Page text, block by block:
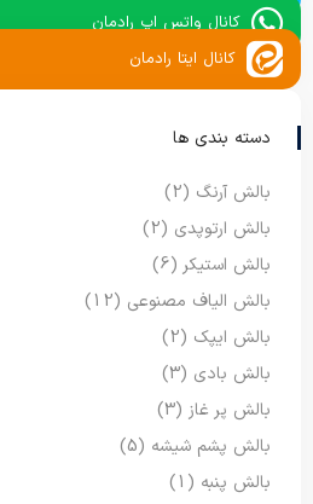
کانال واتس اپ رادمان
کانال ایتا رادمان
دسته بندی ها
بالش آرنگ (2)
بالش ارتوپدی (2)
بالش استیکر (6)
بالش الیاف مصنوعی (12)
بالش ایپک (2)
بالش بادی (3)
بالش پر غاز (3)
بالش پشم شیشه (5)
بالش پنبه (1)